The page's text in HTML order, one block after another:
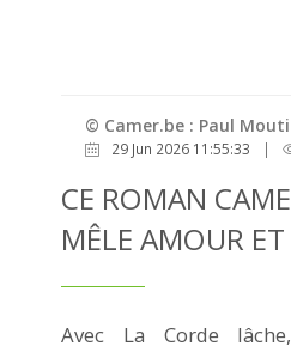
© Camer.be : Paul
29 Jun 2026 11:55:33 |
CE ROMAN
MÊLE AMOUR
Avec La Corde